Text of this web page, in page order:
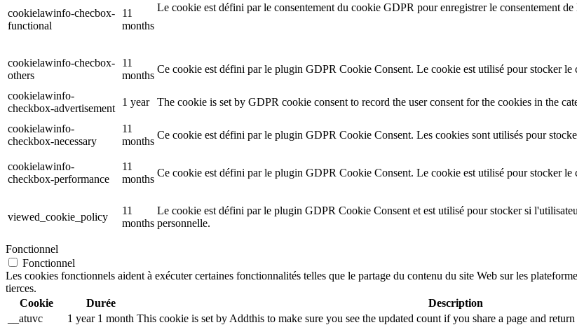
cookielawinfo-checbox-
functional
11
months
Le cookie est défini par le consentement du cookie GDPR pour enregistrer le consentement
cookielawinfo-checbox-
others
11
months
Ce cookie est défini par le plugin GDPR Cookie Consent. Le cookie est utilisé pour stocker
cookielawinfo-
checkbox-advertisement
1 year The cookie is set by GDPR cookie consent to record the user consent for the cookies in the
cookielawinfo-
checkbox-necessary
11
months
Ce cookie est défini par le plugin GDPR Cookie Consent. Les cookies sont utilisés pour
cookielawinfo-
checkbox-performance
11
months
Ce cookie est défini par le plugin GDPR Cookie Consent. Le cookie est utilisé pour stocker
viewed_cookie_policy
11
months
Le cookie est défini par le plugin GDPR Cookie Consent et est utilisé pour stocker si
personnelle.
Fonctionnel
Fonctionnel
Les cookies fonctionnels aident à exécuter certaines fonctionnalités telles que le partage du contenu du site Web sur les
tierces.
Cookie
Durée
Description
__atuvc
1 year 1 month This cookie is set by Addthis to make sure you see the updated count if you share a page and